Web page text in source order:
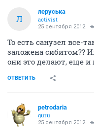
Л
леруська
activist
25 сентября 2012
То есть санузел все-
заложена сибитом??
они это делают, еще и
ОТВЕТИТЬ
petrodaria
guru
25 сентября 2012